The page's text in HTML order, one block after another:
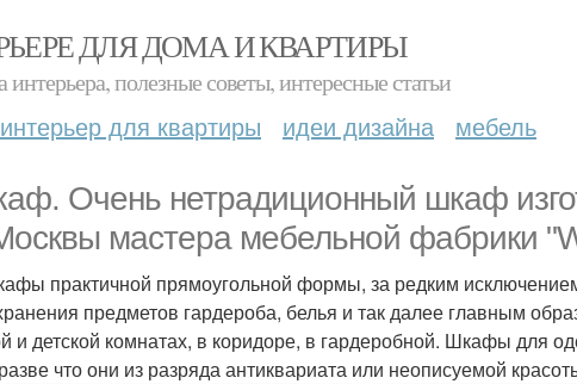
ДЛЯ ДОМА И КВАРТИРЫ
полезные советы, интересные статьи
интерьер для квартиры идеи дизайна мебель
Очень нетрадиционный шкаф
мастера мебельной фабрики
практичной прямоугольной формы, за редким
предметов гардероба, белья и так далее главным
и детской комнатах, в коридоре, в гардеробной. Шкафы для
что они из разряда антиквариата или неописуемой